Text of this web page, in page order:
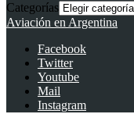
Categorías
Aviación en Argentina
Facebook
Twitter
Youtube
Mail
Instagram